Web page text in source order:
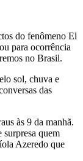
do fenômeno El
para ocorrência
no Brasil.
sol, chuva e
das
às 9 da manhã.
surpresa quem
Azeredo que